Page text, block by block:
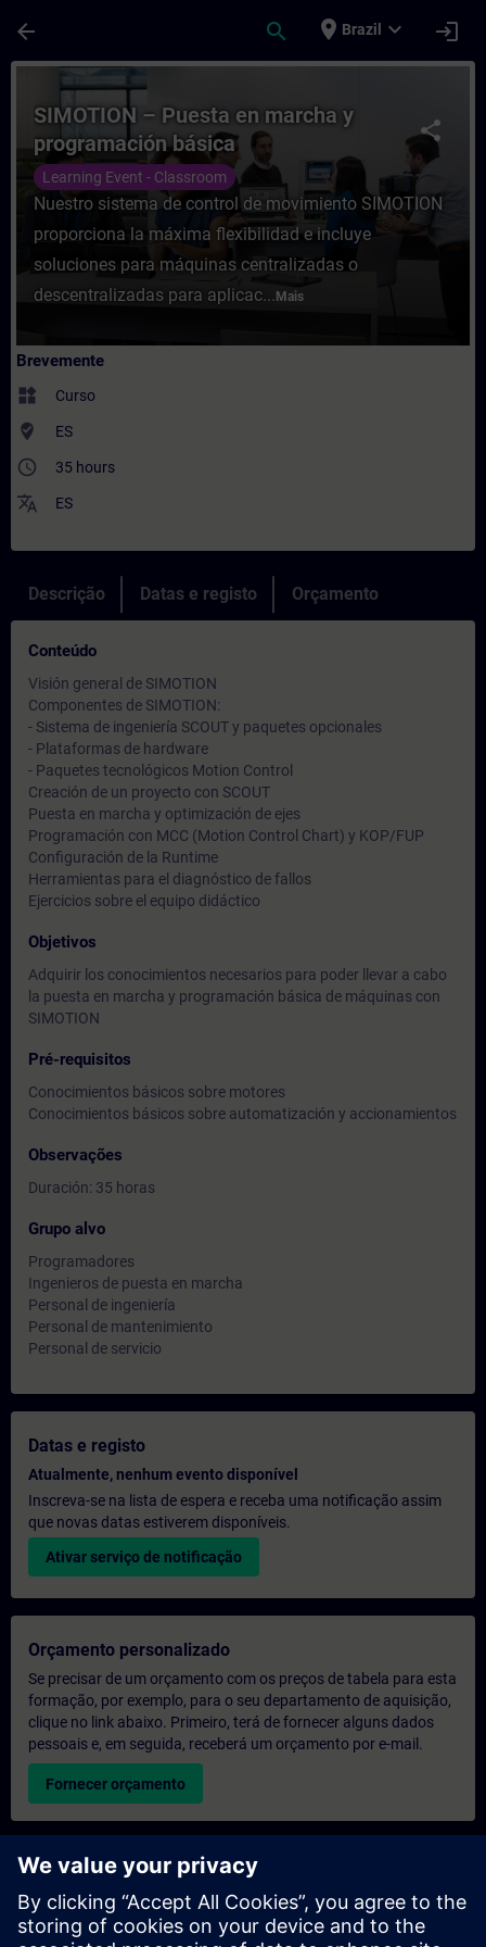
arrow_back search place Brazil expand_more login
Curso - SIMOTION – Puesta en marcha
share
SIMOTION – Puesta en marcha y
programación básica
Learning Event - Classroom
Nuestro sistema de control de movimiento SIMOTION
proporciona la máxima flexibilidad e incluye
soluciones para máquinas centralizadas o
descentralizadas para aplicac... Mais
Brevemente
widgets Curso
where_to_vote ES
access_time 35 hours
translate ES
Descrição Datas e registo Orçamento
Conteúdo
Visión general de SIMOTION
Componentes de SIMOTION:
- Sistema de ingeniería SCOUT y paquetes opcionales
- Plataformas de hardware
- Paquetes tecnológicos Motion Control
Creación de un proyecto con SCOUT
Puesta en marcha y optimización de ejes
Programación con MCC (Motion Control Chart) y KOP/FUP
Configuración de la Runtime
Herramientas para el diagnóstico de fallos
Ejercicios sobre el equipo didáctico
Objetivos
Adquirir los conocimientos necesarios para poder llevar a cabo
la puesta en marcha y programación básica de máquinas con
SIMOTION
Pré-requisitos
Conocimientos básicos sobre motores
Conocimientos básicos sobre automatización y accionamientos
Observações
Duración: 35 horas
Grupo alvo
Programadores
Ingenieros de puesta en marcha
Personal de ingeniería
Personal de mantenimiento
Personal de servicio
Datas e registo
Atualmente, nenhum evento disponível
Inscreva-se na lista de espera e receba uma notificação assim
que novas datas estiverem disponíveis.
Ativar serviço de notificação
Orçamento personalizado
Se precisar de um orçamento com os preços de tabela para esta
formação, por exemplo, para o seu departamento de aquisição,
clique no link abaixo. Primeiro, terá de fornecer alguns dados
pessoais e, em seguida, receberá um orçamento por e-mail.
Fornecer orçamento
Pedido de informações sobre formação exclusiva
Preencha o formulário de pedido de informação abaixo se
desejar receber um orçamento para um curso de formação